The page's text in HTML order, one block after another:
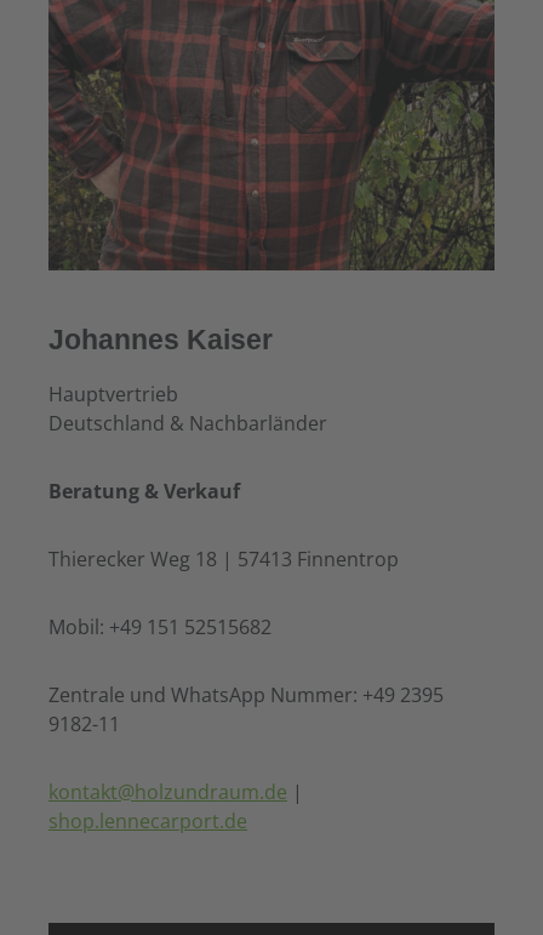
Johannes Kaiser
Hauptvertrieb
Deutschland & Nachbarländer
Beratung & Verkauf
Thierecker Weg 18 | 57413 Finnentrop
Mobil: +49 151 52515682
Zentrale und WhatsApp Nummer: +49 2395
9182-11
kontakt@holzundraum.de |
shop.lennecarport.de